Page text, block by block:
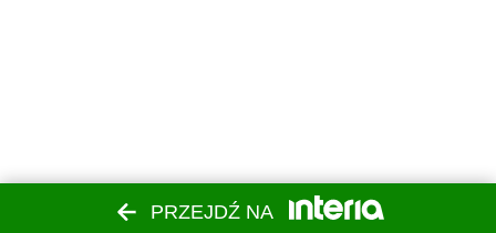
PRZEJDŹ NA